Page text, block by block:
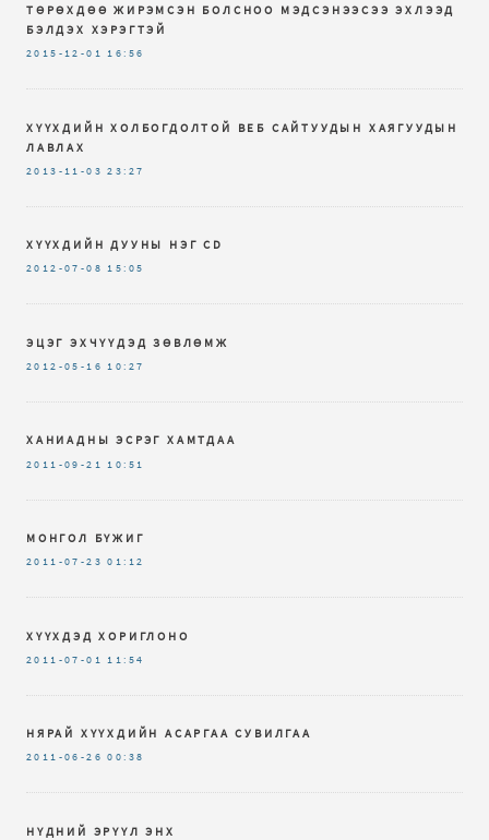
ТӨРӨХДӨӨ ЖИРЭМСЭН БОЛСНОО МЭДСЭНЭЭСЭЭ ЭХЛЭЭД
БЭЛДЭХ ХЭРЭГТЭЙ
2015-12-01 16:56
ХҮҮХДИЙН ХОЛБОГДОЛТОЙ ВЕБ САЙТУУДЫН ХАЯГУУДЫН
ЛАВЛАХ
2013-11-03 23:27
ХҮҮХДИЙН ДУУНЫ НЭГ CD
2012-07-08 15:05
ЭЦЭГ ЭХЧҮҮДЭД ЗӨВЛӨМЖ
2012-05-16 10:27
ХАНИАДНЫ ЭСРЭГ ХАМТДАА
2011-09-21 10:51
МОНГОЛ БҮЖИГ
2011-07-23 01:12
ХҮҮХДЭД ХОРИГЛОНО
2011-07-01 11:54
НЯРАЙ ХҮҮХДИЙН АСАРГАА СУВИЛГАА
2011-06-26 00:38
НҮДНИЙ ЭРҮҮЛ ЭНХ